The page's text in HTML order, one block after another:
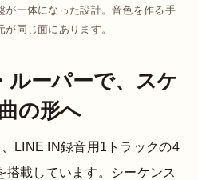
が一体になった設計。音色を作る手
同じ面にあります。
ルーパーで、スケ
の形へ
LINE IN録音用1トラックの4
搭載しています。シーケンス